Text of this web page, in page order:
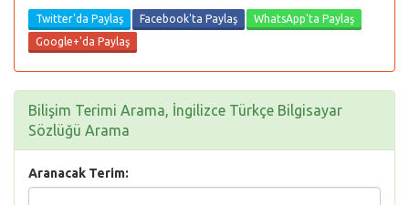
Twitter'da Paylaş Facebook'ta Paylaş
WhatsApp'ta Paylaş
Google+'da Paylaş
Bilişim Terimi Arama, İngilizce Türkçe Bilgisayar
Sözlüğü Arama
Aranacak Terim: